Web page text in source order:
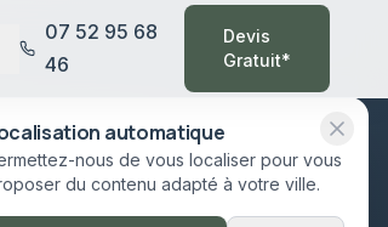
07 52 95 68
46
Devis
Gratuit*
automatique
nous de vous localiser pour vous
du contenu adapté à votre ville.